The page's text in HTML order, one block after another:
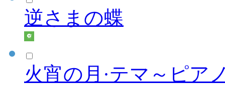
逆さまの蝶
火宵の月·テマ～ピア